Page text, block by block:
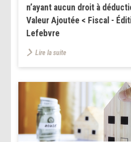
n’ayant aucun droit à
Valeur Ajoutée < Fiscal -
Lefebvre
Lire la suite